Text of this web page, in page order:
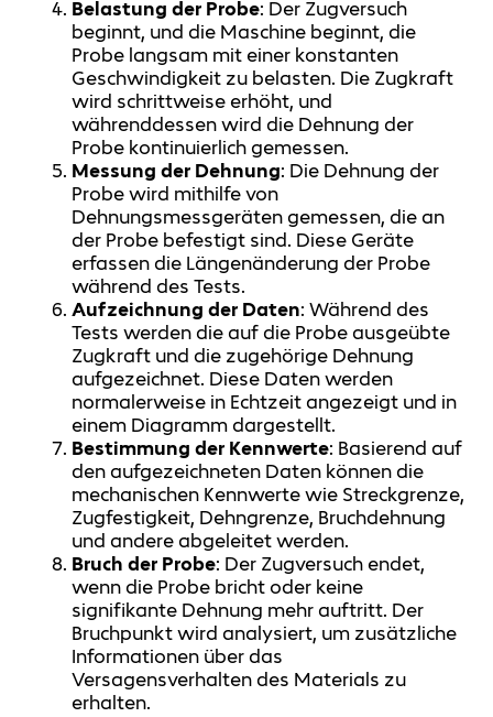
Belastung der Probe: Der Zugversuch
beginnt, und die Maschine beginnt, die
Probe langsam mit einer konstanten
Geschwindigkeit zu belasten. Die Zugkraft
wird schrittweise erhöht, und
währenddessen wird die Dehnung der
Probe kontinuierlich gemessen.
Messung der Dehnung: Die Dehnung der
Probe wird mithilfe von
Dehnungsmessgeräten gemessen, die an
der Probe befestigt sind. Diese Geräte
erfassen die Längenänderung der Probe
während des Tests.
Aufzeichnung der Daten: Während des
Tests werden die auf die Probe ausgeübte
Zugkraft und die zugehörige Dehnung
aufgezeichnet. Diese Daten werden
normalerweise in Echtzeit angezeigt und in
einem Diagramm dargestellt.
Bestimmung der Kennwerte: Basierend auf
den aufgezeichneten Daten können die
mechanischen Kennwerte wie Streckgrenze,
Zugfestigkeit, Dehngrenze, Bruchdehnung
und andere abgeleitet werden.
Bruch der Probe: Der Zugversuch endet,
wenn die Probe bricht oder keine
signifikante Dehnung mehr auftritt. Der
Bruchpunkt wird analysiert, um zusätzliche
Informationen über das
Versagensverhalten des Materials zu
erhalten.